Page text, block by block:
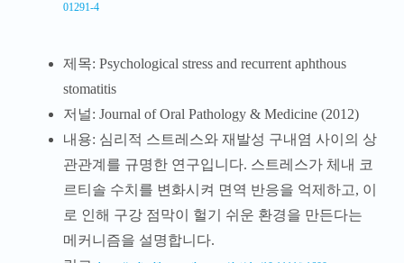
01291-4
제목: Psychological stress and recurrent aphthous
stomatitis
저널: Journal of Oral Pathology & Medicine (2012)
내용: 심리적 스트레스와 재발성 구내염 사이의 상
관관계를 규명한 연구입니다. 스트레스가 체내 코
르티솔 수치를 변화시켜 면역 반응을 억제하고, 이
로 인해 구강 점막이 헐기 쉬운 환경을 만든다는
메커니즘을 설명합니다.